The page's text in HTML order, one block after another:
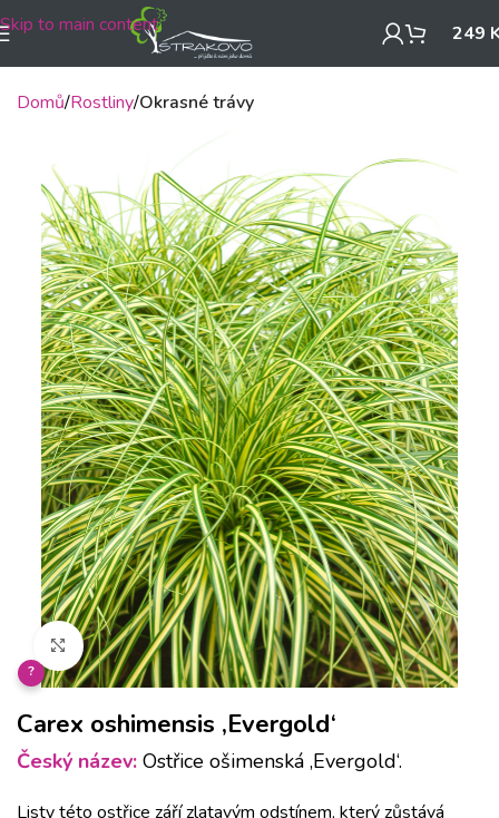
Skip to main content 249
Domů Rostliny Okrasné trávy
Klikněte pro zvětšení
?
Carex oshimensis ‚Evergold‘
Český název: Ostřice ošimenská ‚Evergold‘.
Listy této ostřice září zlatavým odstínem, který zůstává